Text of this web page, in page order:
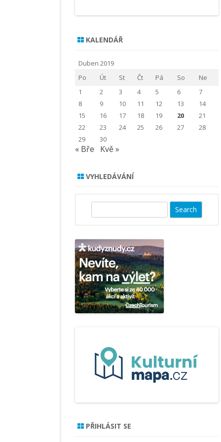
KALENDÁŘ
Duben 2019
Po
Út St Čt Pá So
Ne
1
2 3 4 5 6
7
8
9 10 11 12 13
14
15
16 17 18 19 20
21
22
23 24 25 26 27
28
29
30
« Bře Kvě »
VYHLEDÁVÁNÍ
r
c
h
PŘIHLÁSIT SE